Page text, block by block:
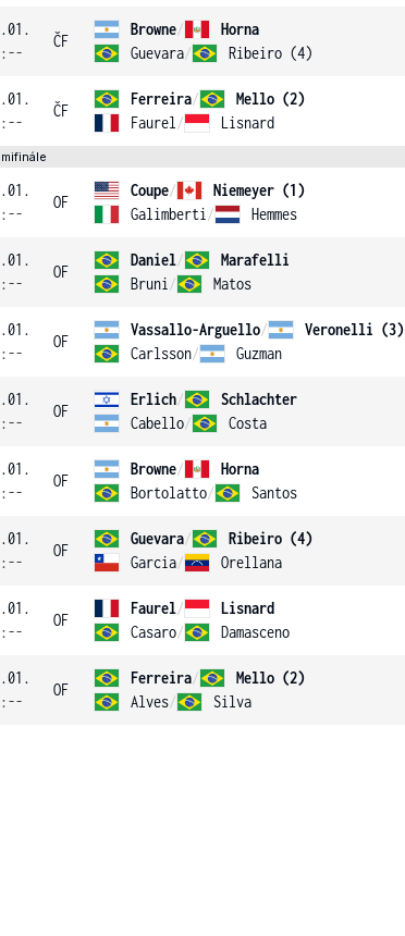
ČF
Browne/
Horna
Guevara/ Ribeiro (4)
ČF
Ferreira/
Mello (2)
Faurel / Lisnard
OF
Coupe/
Niemeyer (1)
Galimberti / Hemmes
OF
Daniel/
Marafelli
Bruni / Matos
OF
Vassallo-Arguello/
Veronelli (3)
Carlsson/ Guzman
OF
Erlich/
Schlachter
Cabello/ Costa
OF
Browne/
Horna
Bortolatto/ Santos
OF
Guevara/
Ribeiro (4)
Garcia/ Orellana
OF
Faurel/
Lisnard
Casaro/ Damasceno
OF
Ferreira/
Mello (2)
Alves/ Silva